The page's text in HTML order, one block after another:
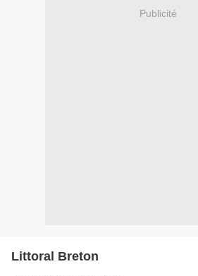
Publicité
Littoral Breton